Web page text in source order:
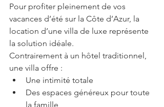
Pour profiter pleinement de vos
vacances d’été sur la Côte d’Azur, la
location d’une villa de luxe représente
la solution idéale.
Contrairement à un hôtel traditionnel,
une villa offre :
Une intimité totale
Des espaces généreux pour toute
la famille